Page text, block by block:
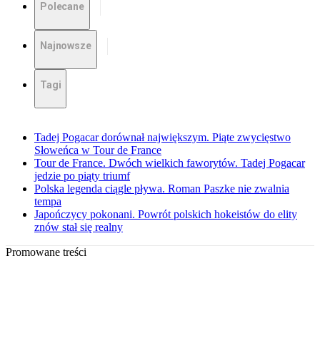
Polecane
Najnowsze
Tagi
Tadej Pogacar dorównał największym. Piąte zwycięstwo
Słoweńca w Tour de France
Tour de France. Dwóch wielkich faworytów. Tadej Pogacar
jedzie po piąty triumf
Polska legenda ciągle pływa. Roman Paszke nie zwalnia
tempa
Japończycy pokonani. Powrót polskich hokeistów do elity
znów stał się realny
Promowane treści